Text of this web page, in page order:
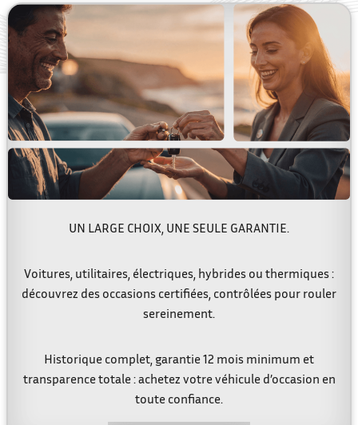
UN LARGE CHOIX , UNE SEULE GARANTIE.
Voitures, utilitaires, électriques, hybrides ou thermiques :
découvrez des occasions certifiées, contrôlées pour rouler
sereinement.
Historique complet, garantie 12 mois minimum et
transparence totale : achetez votre véhicule d’occasion en
toute confiance.